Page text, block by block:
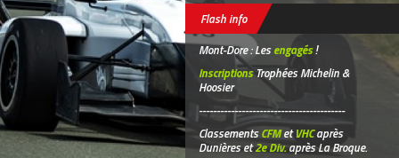
Flash info
Mont-Dore : Lesengagés!
InscriptionsTrophées Michelin &
Hoosier
-----------------------------------------
ClassementsCFMetVHCaprès
Dunières et2e Div.après La Broque.